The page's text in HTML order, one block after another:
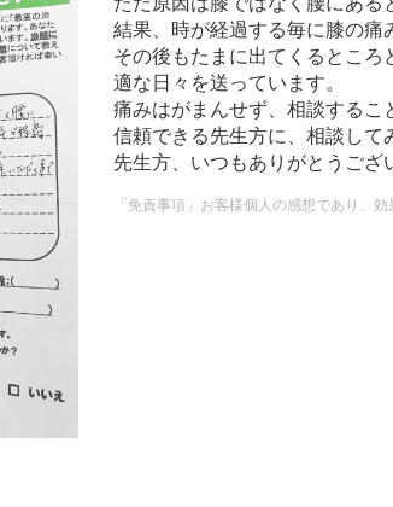
結果、時が経過する毎に膝の痛
その後もたまに出てくるとこ
適な日々を送っています。
痛みはがまんせず、相談するこ
信頼できる先生方に、相談して
先生方、いつもありがとうござ
「免責事項」お客様個人の感想であり、